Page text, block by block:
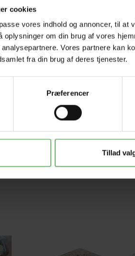
cookies
vores indhold og annoncer, til at
oplysninger om din brug af vores
Vores partnere kan
fra din brug af deres tjenester.
Præferencer
Tillad
129,00 DKK
LÆG I KURV